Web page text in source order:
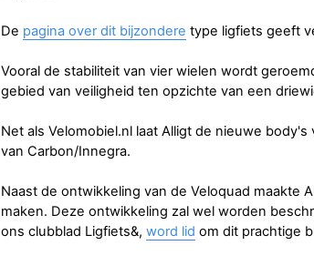
De pagina over dit bijzondere type ligfiets geeft
Vooral de stabiliteit van vier wielen wordt
gebied van veiligheid ten opzichte van een
Net als Velomobiel.nl laat Alligt de nieuwe
van Carbon/Innegra.
Naast de ontwikkeling van de Veloquad maakte
maken. Deze ontwikkeling zal wel worden
ons clubblad Ligfiets&, word lid om dit prachtige